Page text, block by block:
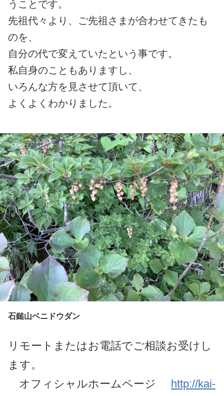
うことです。
先祖代々より、ご先祖さまが合わせてきたも
のを、
自分の代で変えていたという事です。
私自身のこともありますし、
いろんな方を見させて頂いて、
よくよくわかりました。
石鎚山ベニドウダン
リモートまたはお電話でご相談お受けし
ます。
オフィシャルホームページ http://kai-